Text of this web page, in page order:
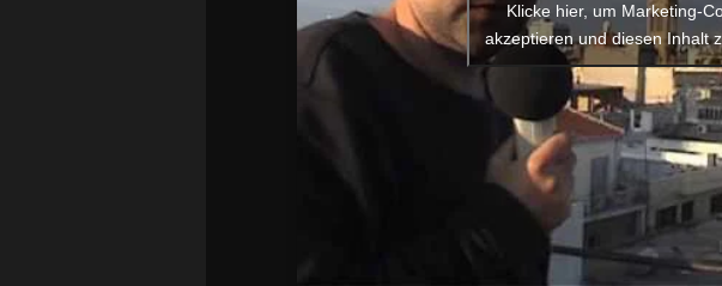
Klicke hier, um Marketing-
akzeptieren und diesen Inhalt